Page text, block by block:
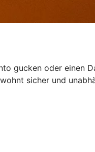
gucken oder einen
sicher und